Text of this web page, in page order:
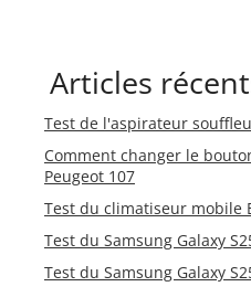
Articles
Test de l'aspirateur
Comment changer le
Peugeot 107
Test du climatiseur mobile
Test du Samsung Galaxy
Test du Samsung Galaxy